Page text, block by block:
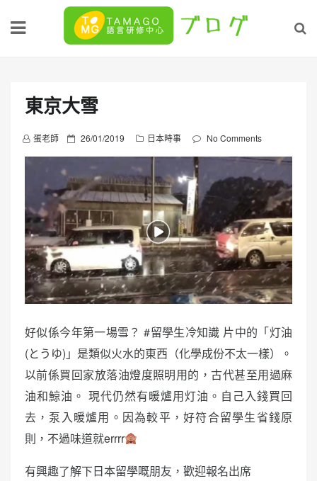
東京大雪
蛋老師
P
o
t
e
d
o
26/01/2019 日本時事 No Comments
好似係今年第一場雪？ #留學生冷知識 片中的「灯油
(とうゆ)」是類似火水的東西（化學成份不太一樣）。
以前係買回家放落油燈度照明用的，古代甚至用過麻
油和鯨油。 現代仍然有暖爐用灯油。自己入錢買回
去，泵入暖爐用。因為較平，好符合留學生省錢原
則，不過味道就errrr
有興趣了解下日本留學嘅朋友，歡迎報名出席